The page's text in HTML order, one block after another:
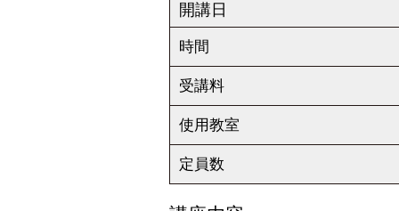
開講日
時間
受講料
使用教室
定員数